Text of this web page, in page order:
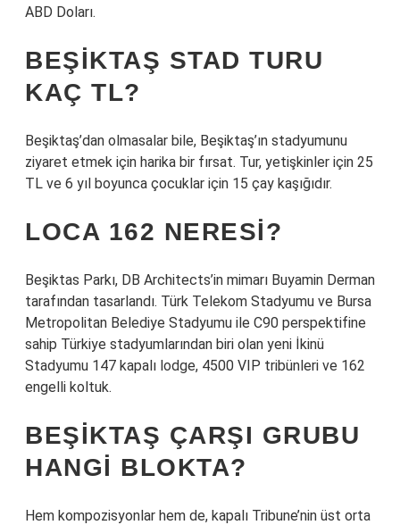
ABD Doları.
BEŞIKTAŞ STAD TURU
KAÇ TL?
Beşiktaş’dan olmasalar bile, Beşiktaş’ın stadyumunu
ziyaret etmek için harika bir fırsat. Tur, yetişkinler için 25
TL ve 6 yıl boyunca çocuklar için 15 çay kaşığıdır.
LOCA 162 NERESI?
Beşiktas Parkı, DB Architects’in mimarı Buyamin Derman
tarafından tasarlandı. Türk Telekom Stadyumu ve Bursa
Metropolitan Belediye Stadyumu ile C90 perspektifine
sahip Türkiye stadyumlarından biri olan yeni İkinü
Stadyumu 147 kapalı lodge, 4500 VIP tribünleri ve 162
engelli koltuk.
BEŞIKTAŞ ÇARŞI GRUBU
HANGI BLOKTA?
Hem kompozisyonlar hem de, kapalı Tribune’nin üst orta